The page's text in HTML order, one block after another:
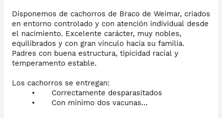
Disponemos de cachorros de Braco de Weimar, criados
en entorno controlado y con atención individual desde
el nacimiento. Excelente carácter, muy nobles,
equilibrados y con gran vínculo hacia su familia.
Padres con buena estructura, tipicidad racial y
temperamento estable.
Los cachorros se entregan:
	•	Correctamente desparasitados
	•	Con mínimo dos vacunas